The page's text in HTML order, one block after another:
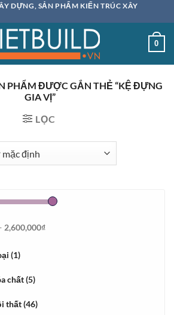
DỰNG, SẢN PHẨM KIẾN TRÚC XÂY
0
PHẨM ĐƯỢC GẮN THẺ “KỆ ĐỰNG
GIA VỊ”
LỌC
2,600,000₫
(1)
chất(5)
thất(46)